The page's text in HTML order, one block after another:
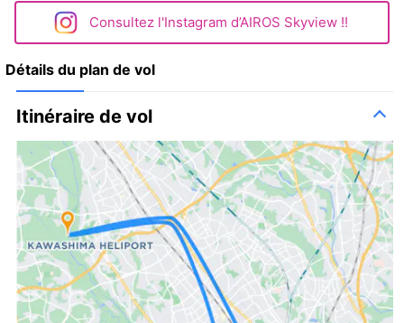
Consultez l'Instagram d’AIROS Skyview !!
Détails du plan de vol
Itinéraire de vol